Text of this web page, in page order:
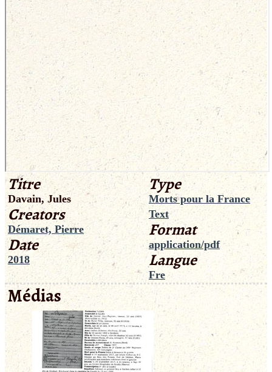
Titre
Davain, Jules
Creators
Démaret, Pierre
Date
2018
Type
Morts pour la France
Text
Format
application/pdf
Langue
Fre
Médias